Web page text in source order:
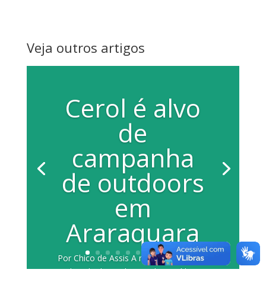
Veja outros artigos
Cerol é alvo
de
campanha
de outdoors
em
Araraquara
Por Chico de Assis A mistura criminosa
de cola de madeira, vidro moído e